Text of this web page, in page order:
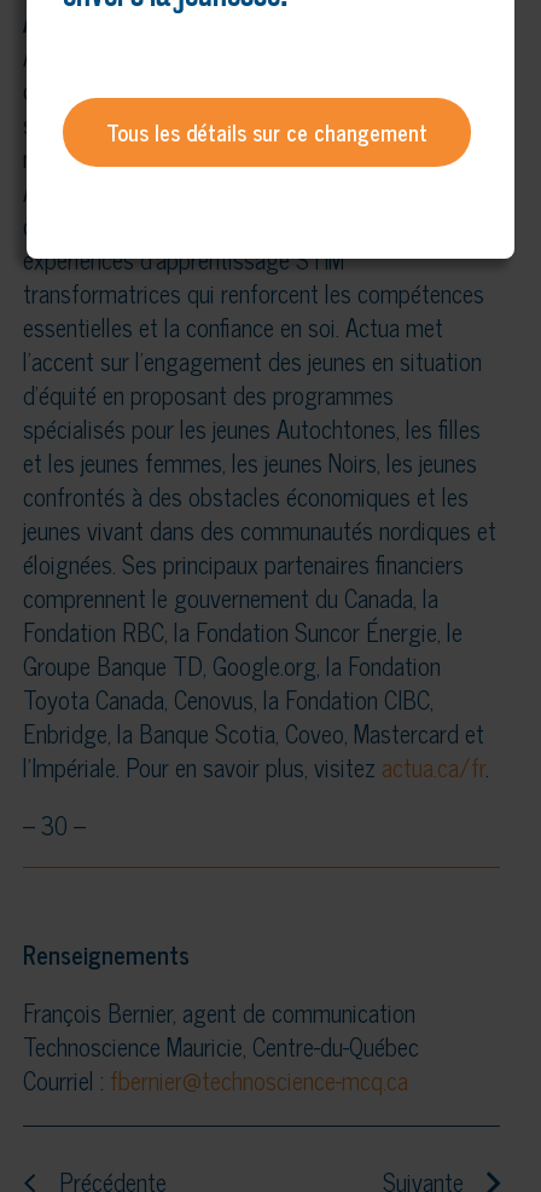
À propos d’Actua
Actua est l’un des principaux organismes
canadiens de sensibilisation des jeunes aux
sciences, à la technologie, à l’ingénierie et aux
mathématiques (STIM). Chaque année, le réseau
Actua engage plus de 375 000 jeunes dans 600
communautés à travers le Canada dans des
expériences d’apprentissage STIM
transformatrices qui renforcent les compétences
essentielles et la confiance en soi. Actua met
l’accent sur l’engagement des jeunes en situation
d’équité en proposant des programmes
spécialisés pour les jeunes Autochtones, les filles
et les jeunes femmes, les jeunes Noirs, les jeunes
confrontés à des obstacles économiques et les
jeunes vivant dans des communautés nordiques et
éloignées. Ses principaux partenaires financiers
comprennent le gouvernement du Canada, la
Fondation RBC, la Fondation Suncor Énergie, le
Groupe Banque TD, Google.org, la Fondation
Toyota Canada, Cenovus, la Fondation CIBC,
Enbridge, la Banque Scotia, Coveo, Mastercard et
l’Impériale. Pour en savoir plus, visitez actua.ca/fr.
– 30 –
Renseignements
François Bernier, agent de communication
Technoscience Mauricie, Centre-du-Québec
Courriel : fbernier@technoscience-mcq.ca
Précédente Suivante
Tous les détails sur ce changement